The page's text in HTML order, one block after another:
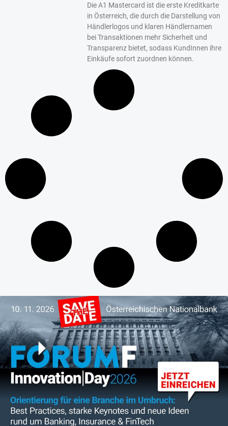
Die A1 Mastercard ist die erste Kreditkarte
in Österreich, die durch die Darstellung von
Händlerlogos und klaren Händlernamen
bei Transaktionen mehr Sicherheit und
Transparenz bietet, sodass KundInnen ihre
Einkäufe sofort zuordnen können.